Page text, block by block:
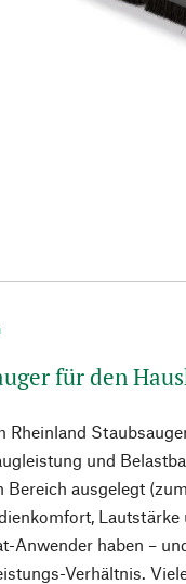
für den
Rheinland
und
Bereich ausgelegt
Lautstärke
Anwender haben –
Verhältnis.